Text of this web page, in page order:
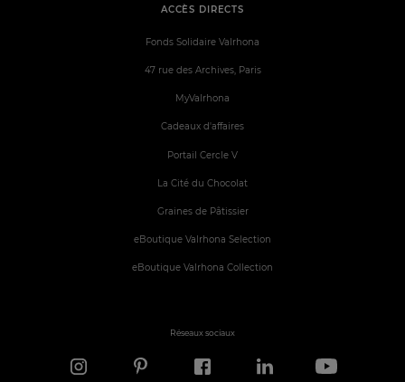
ACCÈS DIRECTS
Fonds Solidaire Valrhona
47 rue des Archives, Paris
MyValrhona
Cadeaux d'affaires
Portail Cercle V
La Cité du Chocolat
Graines de Pâtissier
eBoutique Valrhona Selection
eBoutique Valrhona Collection
Réseaux sociaux